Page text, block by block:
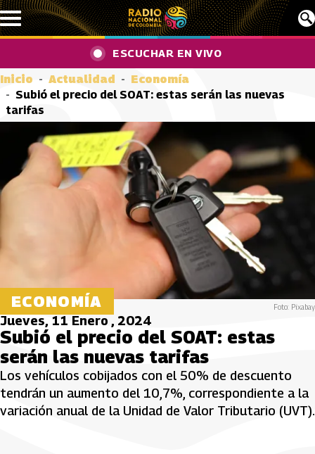
Pasar al contenido principal
ESCUCHAR EN VIVO
Inicio Actualidad
Economía
Subió el precio del SOAT: estas serán las nuevas
tarifas
ECONOMÍA Foto: Pixabay
Jueves, 11 Enero , 2024
Subió el precio del SOAT: estas
serán las nuevas tarifas
Los vehículos cobijados con el 50% de descuento
tendrán un aumento del 10,7%, correspondiente a la
variación anual de la Unidad de Valor Tributario (UVT).